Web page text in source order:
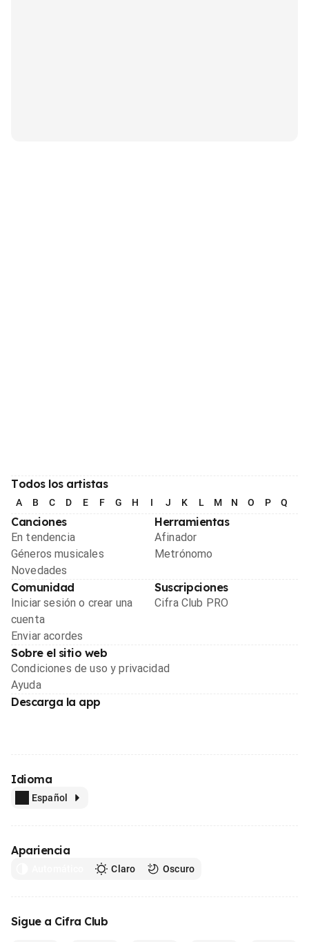
Todos los artistas
A B C D E F G H I J K L M N O P Q
Canciones
En tendencia
Géneros musicales
Novedades
Herramientas
Afinador
Metrónomo
Comunidad
Iniciar sesión o crear una
cuenta
Enviar acordes
Suscripciones
Cifra Club PRO
Sobre el sitio web
Condiciones de uso y privacidad
Ayuda
Descarga la app
Idioma
Español
Apariencia
Claro Oscuro
Sigue a Cifra Club